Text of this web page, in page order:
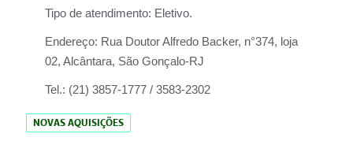
Tipo de atendimento: Eletivo.
Endereço: Rua Doutor Alfredo Backer, n°374, loja
02, Alcântara, São Gonçalo-RJ
Tel.: (21) 3857-1777 / 3583-2302
NOVAS AQUISIÇÕES